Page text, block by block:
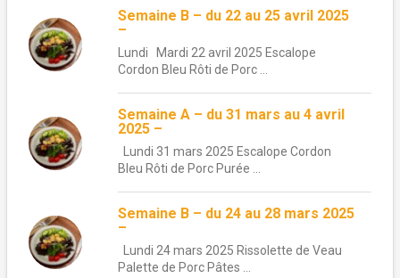
Semaine B – du 22 au 25 avril 2025
–
Lundi Mardi 22 avril 2025 Escalope
Cordon Bleu Rôti de Porc ...
Semaine A – du 31 mars au 4 avril
2025 –
Lundi 31 mars 2025 Escalope Cordon
Bleu Rôti de Porc Purée ...
Semaine B – du 24 au 28 mars 2025
–
Lundi 24 mars 2025 Rissolette de Veau
Palette de Porc Pâtes ...